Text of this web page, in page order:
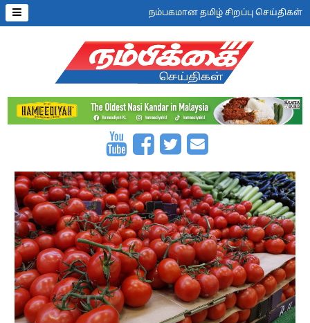
நம்பகமான தமிழ் சிறப்பு செய்திகள்